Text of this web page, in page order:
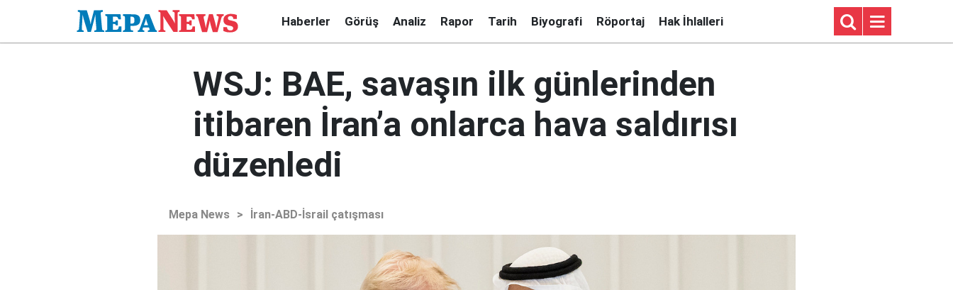
Haberler Görüş Analiz Rapor Tarih Biyografi Röportaj Hak İhlalleri
WSJ: BAE, savaşın ilk günlerinden
itibaren İran’a onlarca hava saldırısı
düzenledi
Mepa News > İran-ABD-İsrail çatışması